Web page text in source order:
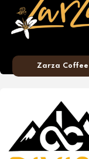
Zarza Coffee